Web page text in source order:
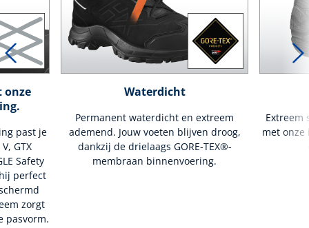
onze
past je
GTX
Safety
perfect
zorgt
pasvorm.
Waterdicht
Permanent waterdicht en extreem
ademend. Jouw voeten blijven droog,
dankzij de drielaags GORE-TEX®-
membraan binnenvoering.
Extreem
met